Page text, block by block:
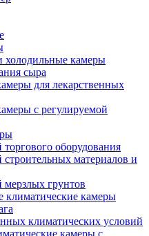
холодильные камеры
сыра
для лекарственных
с регулируемой
оборудования
материалов и
грунтов
климатические камеры
климатических условий
камеры с